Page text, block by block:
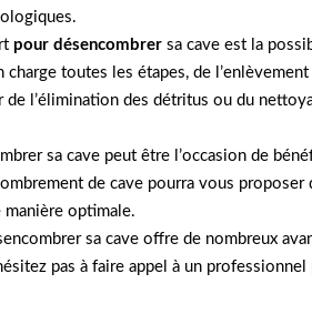
pour désencombrer sa cave est la
charge toutes les étapes, de
de l’élimination des détritus ou du
sa cave peut être l’occasion de
de cave pourra vous
optimale.
sa cave offre de nombreux
pas à faire appel à un